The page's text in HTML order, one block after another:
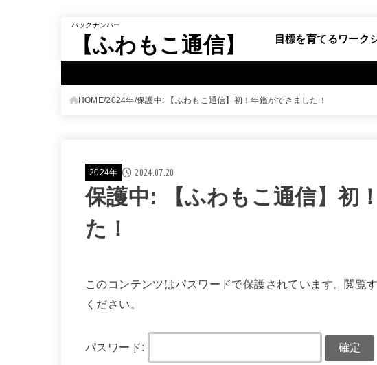
バックナンバー
【ふわもこ通信】 目標を育てるワーク
HOME 2024年 保護中: 【ふわもこ通信】初！年鑑ができました！
2024年 2024.07.20
保護中: 【ふわもこ通信】初
た！
このコンテンツはパスワードで保護されています。閲覧
ください。
パスワード: